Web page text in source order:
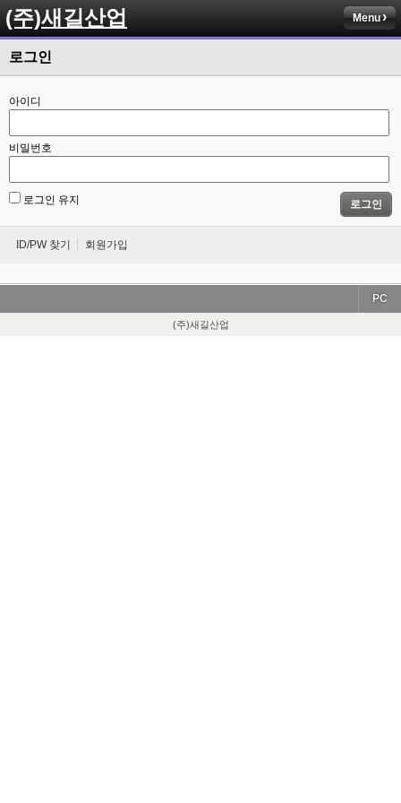
(주)새길산업 Menu
로그인
아이디
비밀번호
로그인 유지 로그인
ID/PW 찾기 회원가입
PC
(주)새길산업